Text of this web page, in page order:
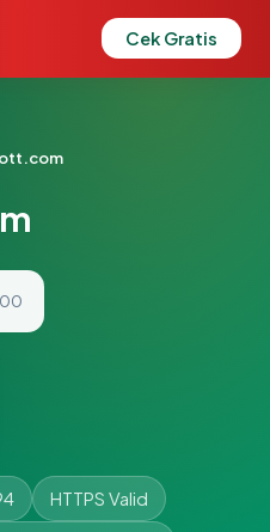
Cek Gratis
HTTPS Valid